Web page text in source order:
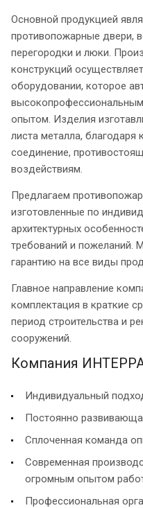
Основной продукцией
противопожарные двери,
перегородки и люки.
конструкций
оборудовании, которое
опытом. Изделия
листа металла,
соединение,
воздействиям.
Предлагаем
изготовленные по
архитектурных
требований и пожеланий.
гарантию на все виды
Главное направление
комплектация в краткие
период строительства и
сооружений.
Компания ИНТЕРРА
Индивидуальный
Постоянно
Сплоченная команда
Современная
огромным опытом
Профессиональная